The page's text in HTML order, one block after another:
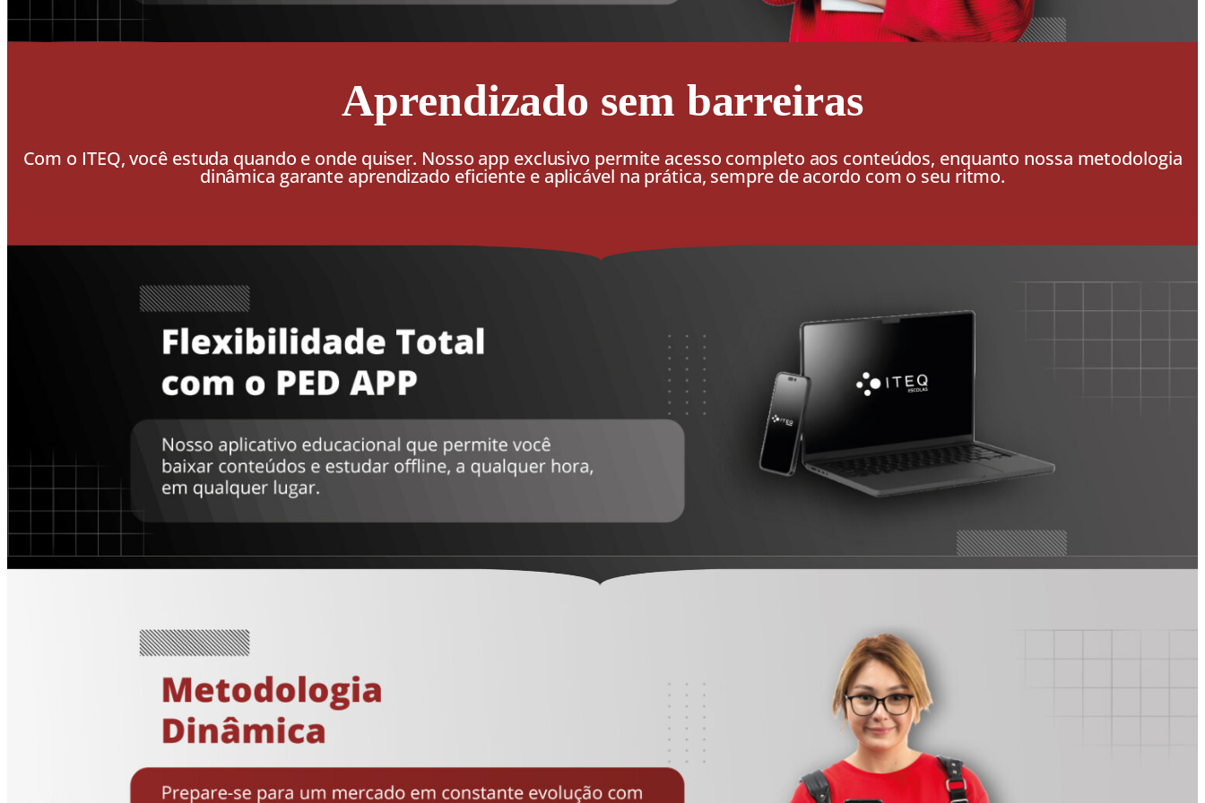
Aprendizado sem barreiras
Com o ITEQ, você estuda quando e onde quiser. Nosso app exclusivo permite acesso completo aos conteúdos, enquanto nossa metodologia
dinâmica garante aprendizado eficiente e aplicável na prática, sempre de acordo com o seu ritmo.